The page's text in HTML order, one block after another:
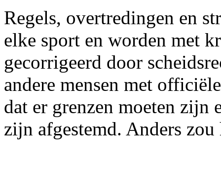
Regels, overtredingen en
elke sport en worden met
gecorrigeerd door
andere mensen met
dat er grenzen moeten zijn
zijn afgestemd. Anders